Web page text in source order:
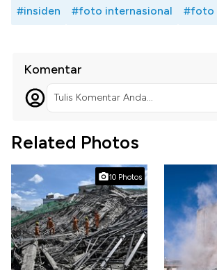
#insiden #foto internasional #foto
Komentar
Tulis Komentar Anda...
Related Photos
10 Photos